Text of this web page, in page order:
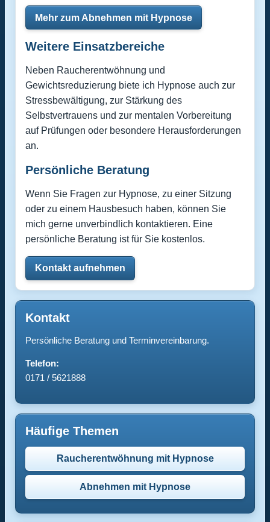
Mehr zum Abnehmen mit Hypnose
Weitere Einsatzbereiche
Neben Raucherentwöhnung und
Gewichtsreduzierung biete ich Hypnose auch zur
Stressbewältigung, zur Stärkung des
Selbstvertrauens und zur mentalen Vorbereitung
auf Prüfungen oder besondere Herausforderungen
an.
Persönliche Beratung
Wenn Sie Fragen zur Hypnose, zu einer Sitzung
oder zu einem Hausbesuch haben, können Sie
mich gerne unverbindlich kontaktieren. Eine
persönliche Beratung ist für Sie kostenlos.
Kontakt aufnehmen
Kontakt
Persönliche Beratung und Terminvereinbarung.
Telefon:
0171 / 5621888
Häufige Themen
Raucherentwöhnung mit Hypnose
Abnehmen mit Hypnose